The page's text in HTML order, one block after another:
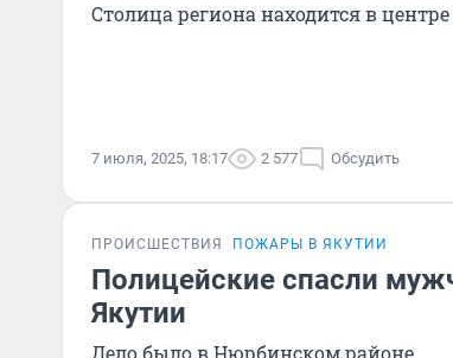
Столица региона находится в
7 июля, 2025, 18:17 2 577 Обсудить
ПРОИСШЕСТВИЯ ПОЖАРЫ В ЯКУТИИ
Полицейские спасли
Якутии
Дело было в Нюрбинском районе